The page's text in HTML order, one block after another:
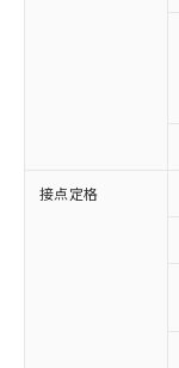
接点定格
ご利
以下の
対応
非含有に
対応予定
有に対応
対応予
非含有
調査・